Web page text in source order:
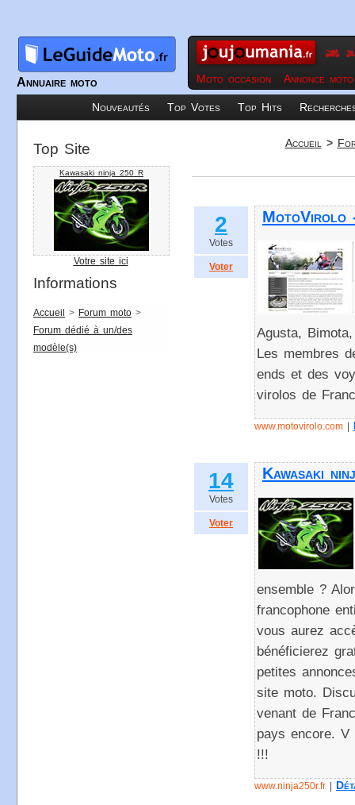
Annuaire moto Moto occasion Annonce moto
Nouveautés Top Votes Top Hits
Top Site
Kawasaki ninja 250 R
Votre site ici
Informations
Accueil > Forum moto >
Forum dédié à un/des
modèle(s)
Accueil >
2
Votes
Voter
MotoVirolo
Agusta,
Les membres
ends et des
virolos de
www.motovirolo.com
14
Votes
Voter
Kawasaki
ensemble ?
francophone
vous aurez
bénéficierez
petites
site moto.
venant de
pays encore.
!!!
www.ninja250r.fr